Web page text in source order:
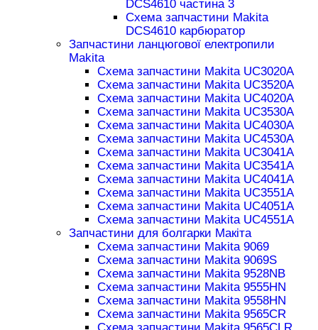
DCS4610 частина 3
Схема запчастини Makita
DCS4610 карбюратор
Запчастини ланцюгової електропили
Makita
Схема запчастини Makita UC3020A
Схема запчастини Makita UC3520A
Схема запчастини Makita UC4020A
Схема запчастини Makita UC3530A
Схема запчастини Makita UC4030A
Схема запчастини Makita UC4530A
Схема запчастини Makita UC3041A
Схема запчастини Makita UC3541A
Схема запчастини Makita UC4041A
Схема запчастини Makita UC3551A
Схема запчастини Makita UC4051A
Схема запчастини Makita UC4551A
Запчастини для болгарки Макіта
Схема запчастини Makita 9069
Схема запчастини Makita 9069S
Схема запчастини Makita 9528NB
Схема запчастини Makita 9555HN
Схема запчастини Makita 9558HN
Схема запчастини Makita 9565CR